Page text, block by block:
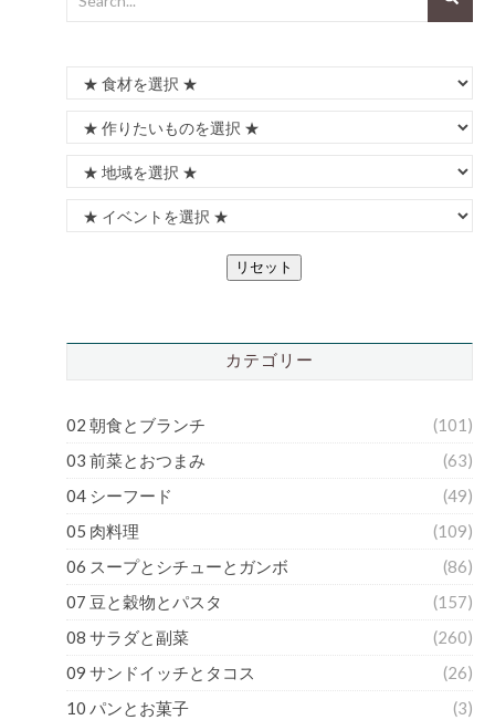
リセット
カテゴリー
02 朝食とブランチ
(101)
03 前菜とおつまみ
(63)
04 シーフード
(49)
05 肉料理
(109)
06 スープとシチューとガンボ
(86)
07 豆と穀物とパスタ
(157)
08 サラダと副菜
(260)
09 サンドイッチとタコス
(26)
10 パンとお菓子
(3)